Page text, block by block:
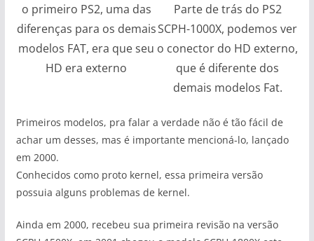
o primeiro PS2, uma das
diferenças para os demais
modelos FAT, era que seu
HD era externo
Parte de trás do PS2
SCPH-1000X, podemos ver
o conector do HD externo,
que é diferente dos
demais modelos Fat.
Primeiros modelos, pra falar a verdade não é tão fácil de
achar um desses, mas é importante mencioná-lo, lançado
em 2000.
Conhecidos como proto kernel, essa primeira versão
possuia alguns problemas de kernel.
Ainda em 2000, recebeu sua primeira revisão na versão